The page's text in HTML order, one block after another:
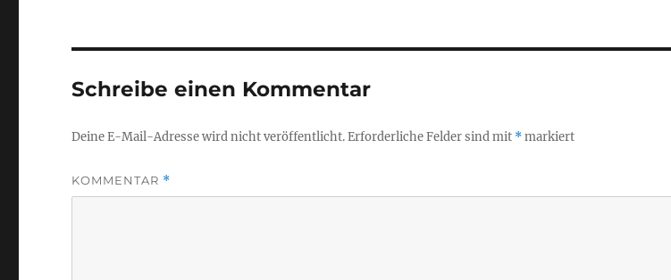
Schreibe einen Kommentar
Deine E-Mail-Adresse wird nicht veröffentlicht.Erforderliche Felder sind mit *markiert
KOMMENTAR *